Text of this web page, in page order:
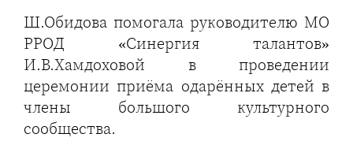
Ш.Обидова помогала руководителю МО
РРОД «Синергия талантов»
И.В.Хамдоховой в проведении
церемонии приёма одарённых детей в
члены большого культурного
сообщества.